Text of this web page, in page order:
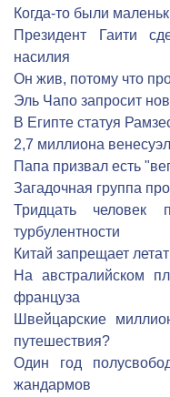
Когда-то были
Президент Гаити
насилия
Он жив, потому что
Эль Чапо запросит
В Египте статуя
2,7 миллиона
Папа призвал есть
Загадочная группа
Тридцать человек
турбулентности
Китай запрещает
На австралийском
француза
Швейцарские
путешествия?
Один год
жандармов